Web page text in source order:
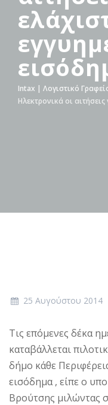
Intax | Λογιστικό
Ηλεκτρονικά οι
25 Αυγούστου 2014
Τις επόμενες δέκα
καταβάλλεται
δήμο κάθε
εισόδημα , είπε ο
Βρούτσης μιλώντας